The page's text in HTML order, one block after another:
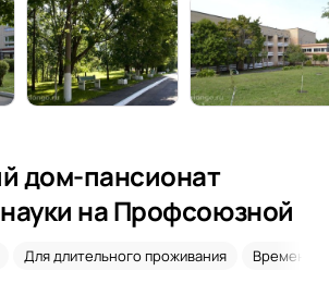
дом-пансионат
на Профсоюзной
Для длительного проживания